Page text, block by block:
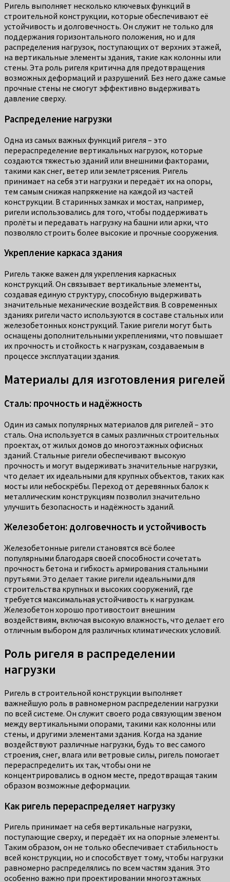
Ригель выполняет несколько ключевых функций в
строительной конструкции, которые обеспечивают её
устойчивость и долговечность. Он служит не только для
поддержания горизонтального положения, но и для
распределения нагрузок, поступающих от верхних этажей,
на вертикальные элементы здания, такие как колонны или
стены. Эта роль ригеля критична для предотвращения
возможных деформаций и разрушений. Без него даже самые
прочные стены не смогут эффективно выдерживать
давление сверху.
Распределение нагрузки
Одна из самых важных функций ригеля – это
перераспределение вертикальных нагрузок, которые
создаются тяжестью зданий или внешними факторами,
такими как снег, ветер или землетрясения. Ригель
принимает на себя эти нагрузки и передаёт их на опоры,
тем самым снижая напряжение на каждой из частей
конструкции. В старинных замках и мостах, например,
ригели использовались для того, чтобы поддерживать
пролёты и передавать нагрузку на башни или арки, что
позволяло строить более высокие и прочные сооружения.
Укрепление каркаса здания
Ригель также важен для укрепления каркасных
конструкций. Он связывает вертикальные элементы,
создавая единую структуру, способную выдерживать
значительные механические воздействия. В современных
зданиях ригели часто используются в составе стальных или
железобетонных конструкций. Такие ригели могут быть
оснащены дополнительными укреплениями, что повышает
их прочность и стойкость к нагрузкам, создаваемым в
процессе эксплуатации здания.
Материалы для изготовления ригелей
Сталь: прочность и надёжность
Один из самых популярных материалов для ригелей – это
сталь. Она используется в самых различных строительных
проектах, от жилых домов до многоэтажных офисных
зданий. Стальные ригели обеспечивают высокую
прочность и могут выдерживать значительные нагрузки,
что делает их идеальными для крупных объектов, таких как
мосты или небоскрёбы. Переход от деревянных балок к
металлическим конструкциям позволил значительно
улучшить безопасность и надёжность зданий.
Железобетон: долговечность и устойчивость
Железобетонные ригели становятся всё более
популярными благодаря своей способности сочетать
прочность бетона и гибкость армирования стальными
прутьями. Это делает такие ригели идеальными для
строительства крупных и высоких сооружений, где
требуется максимальная устойчивость к нагрузкам.
Железобетон хорошо противостоит внешним
воздействиям, включая высокую влажность, что делает его
отличным выбором для различных климатических условий.
Роль ригеля в распределении
нагрузки
Ригель в строительной конструкции выполняет
важнейшую роль в равномерном распределении нагрузки
по всей системе. Он служит своего рода связующим звеном
между вертикальными опорами, такими как колонны или
стены, и другими элементами здания. Когда на здание
воздействуют различные нагрузки, будь то вес самого
строения, снег, влага или ветровые силы, ригель помогает
перераспределить их так, чтобы они не
концентрировались в одном месте, предотвращая таким
образом возможные деформации.
Как ригель перераспределяет нагрузку
Ригель принимает на себя вертикальные нагрузки,
поступающие сверху, и передаёт их на опорные элементы.
Таким образом, он не только обеспечивает стабильность
всей конструкции, но и способствует тому, чтобы нагрузки
равномерно распределялись по всем частям здания. Это
особенно важно при проектировании многоэтажных